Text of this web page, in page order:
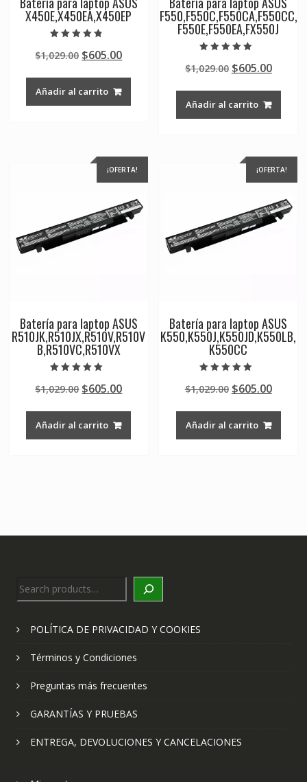
X450E,X450EA,X450EP
4.50
de 5
$1,029.00 Original
was:
$1,029.00.
$605.00Current
Añadir al carrito
F550,F550C,F550CA,F550CC,
F550E,F550EA,FX550J
4.50
de 5
$1,029.00 Original
was:
$1,029.00.
$605.00
Añadir al carrito
¡OFERTA!
Batería para laptop ASUS
R510JK,R510JX,R510V,R510V
B,R510VC,R510VX
5.00
de 5
$1,029.00 Original
was:
$1,029.00.
$605.00Current
Añadir al carrito
¡OFERTA!
Batería para laptop ASUS
K550,K550J,K550JD,K550LB,
K550CC
5.00
de 5
$1,029.00 Original
was:
$1,029.00.
$605.00
Añadir al carrito
Search
POLÍTICA DE PRIVACIDAD Y COOKIES
Términos y Condiciones
Preguntas más frecuentes
GARANTÍAS Y PRUEBAS
ENTREGA, DEVOLUCIONES Y CANCELACIONES